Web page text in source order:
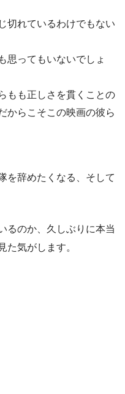
切れているわけでもない
思ってもいないでしょ
もも正しさを貫くことの
からこそこの映画の彼ら
を辞めたくなる、そして
るのか、久しぶりに本当
た気がします。